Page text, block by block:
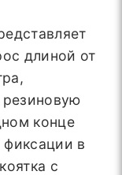
длиной от
конце
фиксации в
с